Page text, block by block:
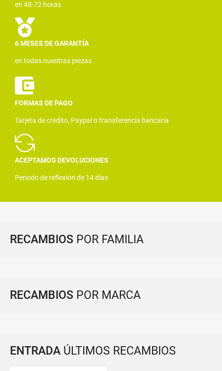
en 48-72 horas
6 MESES DE GARANTÍA
en todas nuestras piezas
FORMAS DE PAGO
Tarjeta de crédito, Paypal o transferencia bancaria
ACEPTAMOS DEVOLUCIONES
Periodo de reflexión de 14 días
RECAMBIOS POR FAMILIA
RECAMBIOS POR MARCA
ENTRADA ÚLTIMOS RECAMBIOS